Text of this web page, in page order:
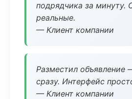
подрядчика за минуту.
реальные.
— Клиент компании
Разместил объявление
сразу. Интерфейс
— Клиент компании